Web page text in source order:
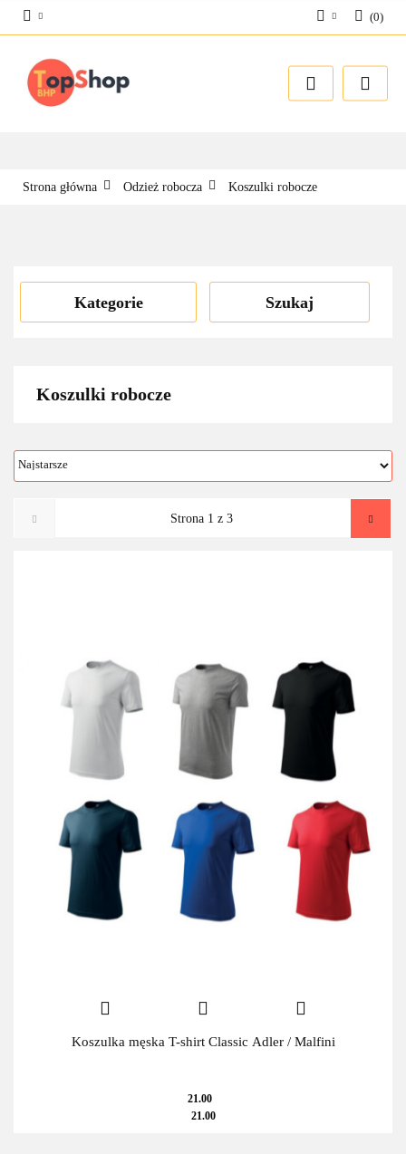
Zarejestruj się
(0)
Strona główna Odzież robocza Koszulki robocze
Kategorie Szukaj
Koszulki robocze
Koszulka męska T-shirt Classic Adler / Malfini
21.00
21.00